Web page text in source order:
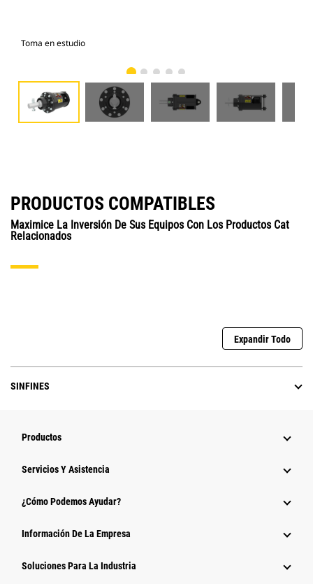
Toma en estudio
PRODUCTOS COMPATIBLES
Maximice La Inversión De Sus Equipos Con Los Productos Cat
Relacionados
Expandir Todo
SINFINES
Productos
Servicios Y Asistencia
¿Cómo Podemos Ayudar?
Información De La Empresa
Soluciones Para La Industria